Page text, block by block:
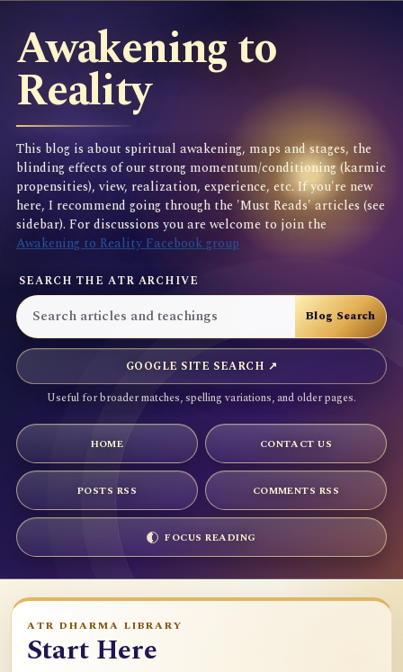
Awakening to
Reality
This blog is about spiritual awakening, maps and stages, the
blinding effects of our strong momentum/conditioning (karmic
propensities), view, realization, experience, etc. If you're new
here, I recommend going through the 'Must Reads' articles (see
sidebar). For discussions you are welcome to join the
Awakening to Reality Facebook group
SEARCH THE ATR ARCHIVE
GOOGLE SITE SEARCH ↗
Useful for broader matches, spelling variations, and older pages.
HOME CONTACT US
POSTS RSS COMMENTS RSS
FOCUS READING
ATR DHARMA LIBRARY
Start Here